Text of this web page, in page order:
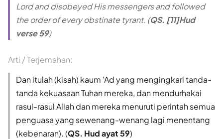
Lord and disobeyed His messengers and followed
the order of every obstinate tyrant. (QS. [11]Hud
verse 59)
Arti / Terjemahan:
Dan itulah (kisah) kaum 'Ad yang mengingkari tanda-
tanda kekuasaan Tuhan mereka, dan mendurhakai
rasul-rasul Allah dan mereka menuruti perintah semua
penguasa yang sewenang-wenang lagi menentang
(kebenaran). (QS. Hud ayat 59)